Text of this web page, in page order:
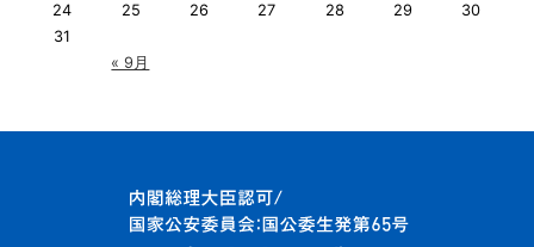
« 9月
24
25 26 27 28 29
30
31